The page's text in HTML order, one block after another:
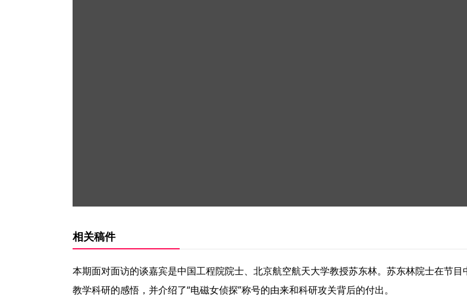
相关稿件
本期面对面访的谈嘉宾是中国工程院院士、北京航空航天大学教授苏东林。苏东林院士在节
教学科研的感悟，并介绍了“电磁女侦探”称号的由来和科研攻关背后的付出。